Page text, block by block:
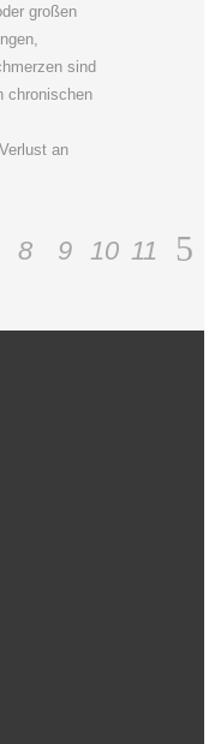
großen
sind
chronischen
an
8 9 10 11